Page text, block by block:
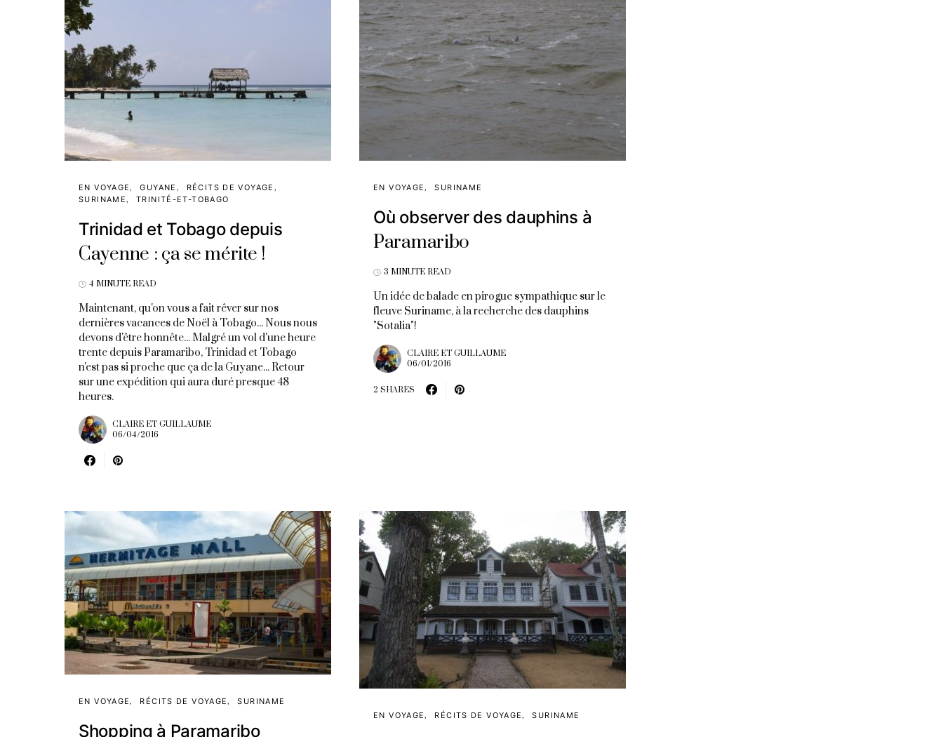
EN VOYAGE GUYANE
RÉCITS DE VOYAGE
SURINAME
TRINITÉ-ET-TOBAGO
Trinidad et Tobago depuis
Cayenne : ça se mérite !
4 MINUTE READ
Maintenant, qu'on vous a fait rêver sur nos
dernières vacances de Noël à Tobago... Nous nous
devons d'être honnête... Malgré un vol d'une heure
trente depuis Paramaribo, Trinidad et Tobago
n'est pas si proche que ça de la Guyane... Retour
sur une expédition qui aura duré presque 48
heures.
CLAIRE ET GUILLAUME
06/04/2016
EN VOYAGE SURINAME
Où observer des dauphins à
Paramaribo
3 MINUTE READ
Un idée de balade en pirogue sympathique sur le
fleuve Suriname, à la recherche des dauphins
"Sotalia"!
CLAIRE ET GUILLAUME
06/01/2016
2 SHARES
EN VOYAGE RÉCITS DE VOYAGE SURINAME
Shopping à Paramaribo
EN VOYAGE RÉCITS DE VOYAGE SURINAME